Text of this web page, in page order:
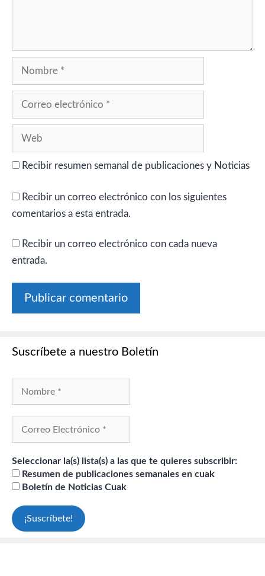
Recibir resumen semanal de publicaciones y Noticias
Recibir un correo electrónico con los siguientes
comentarios a esta entrada.
Recibir un correo electrónico con cada nueva
entrada.
Suscríbete a nuestro Boletín
Seleccionar la(s) lista(s) a las que te quieres subscribir:
Resumen de publicaciones semanales en cuak
Boletín de Noticias Cuak